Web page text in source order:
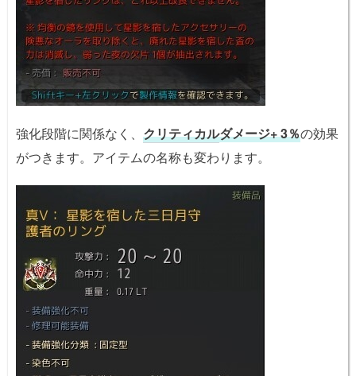
強化段階に関係なく、 クリティカルダメージ+ 3％の効果
がつきます。アイテムの名称も変わります。